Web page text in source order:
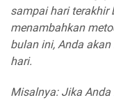
sampai hari terakhir
menambahkan
bulan ini, Anda
hari.
Misalnya: Jika Anda